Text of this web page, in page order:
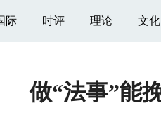
际 时评 理论 文化
做“法事”能